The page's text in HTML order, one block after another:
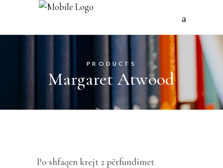
PRODUCTS
Margaret Atwood
Po shfaqen krejt 2 përfundimet